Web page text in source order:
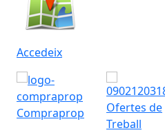
Accedeix
Compraprop
Ofertes de
Treball